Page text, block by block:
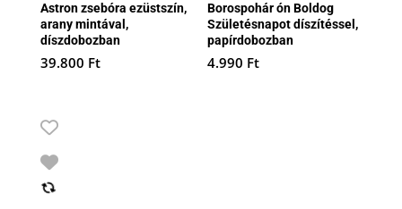
Astron zsebóra ezüstszín,
arany mintával,
díszdobozban
39.800 Ft
Borospohár ón Boldog
Születésnapot díszítéssel,
papírdobozban
4.990 Ft